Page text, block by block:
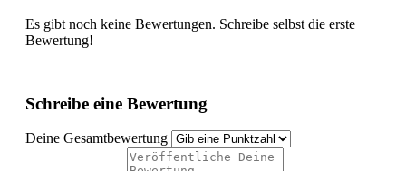
Es gibt noch keine Bewertungen. Schreibe selbst die erste
Bewertung!
Schreibe eine Bewertung
Deine Gesamtbewertung